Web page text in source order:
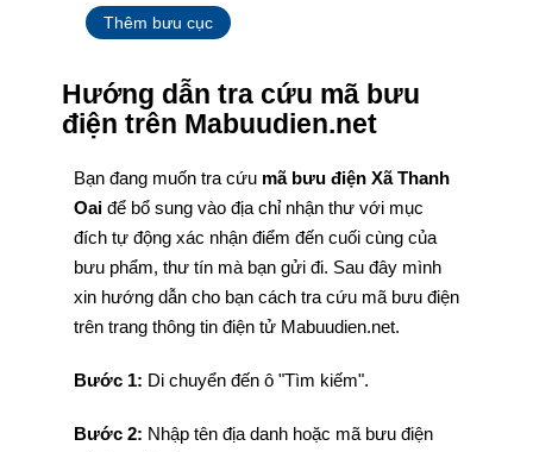
Thêm bưu cục
Hướng dẫn tra cứu mã bưu
điện trên Mabuudien.net
Bạn đang muốn tra cứu mã bưu điện Xã Thanh
Oai để bổ sung vào địa chỉ nhận thư với mục
đích tự động xác nhận điểm đến cuối cùng của
bưu phẩm, thư tín mà bạn gửi đi. Sau đây mình
xin hướng dẫn cho bạn cách tra cứu mã bưu điện
trên trang thông tin điện tử Mabuudien.net.
Bước 1: Di chuyển đến ô "Tìm kiếm".
Bước 2: Nhập tên địa danh hoặc mã bưu điện